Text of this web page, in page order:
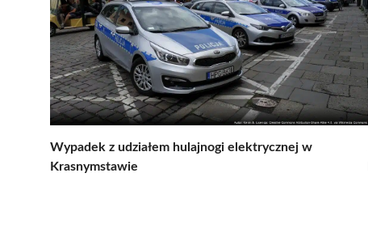
Wypadek z udziałem hulajnogi elektrycznej w
Krasnymstawie